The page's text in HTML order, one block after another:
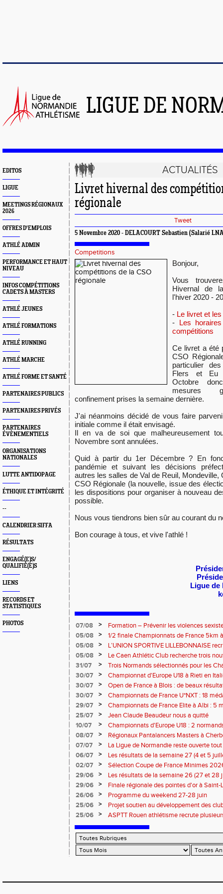
LIGUE DE
EDITOS
LIGUE
MEETINGS RÉGIONAUX
2026
OFFRES D'EMPLOIS
ATHLÉ ADMIN
PERFORMANCE ET HAUT
NIVEAU
INFOS COMPÉTITIONS
CADETS À MASTERS
ATHLÉ JEUNES
ATHLÉ FORMATIONS
ATHLÉ RUNNING
ATHLÉ MARCHE
ATHLÉ FORME ET SANTÉ
PARTENAIRES PUBLICS
PARTENAIRES PRIVÉS
PARTENAIRES
ÉVÈNEMENTIELS
ORGANISATIONS
NATIONALES
LUTTE ANTIDOPAGE
ÉTHIQUE ET INTÉGRITÉ
--
CALENDRIER SIFFA
RÉSULTATS
ENGAGÉ(E)S/
QUALIFIÉ(E)S
LIENS
RECORDS ET
STATISTIQUES
PHOTOS
ACTUALITÉS
Livret hivernal des
régionale
Tweet
5 Novembre 2020 - DELACOURT Sebastien (Salarié
Competitions
Bonjour,
Vous
Hivernal de
l'hiver 2020 -
- Le livret et
- Les
compétitions
Ce livret a été
CSO
particulier
Flers et Eu
Octobre
mesures
confinement prises la semaine dernière.
J'ai néanmoins décidé de vous faire
initiale comme il était envisagé.
Il en va de soi que malheureusement
Novembre sont annulées.
Quid à partir du 1er Décembre ? En
pandémie et suivant les décisions
autres les salles de Val de Reuil, Mondeville,
CSO Régionale (la nouvelle, issue des
les dispositions pour organiser à nouveau
possible.
Nous vous tiendrons bien sûr au courant du
Bon courage à tous, et vive l'athlé !
Ligue de
07/08 >
Formation – Prévenir les violences
: le 26 septembre 2026
05/08 >
1/2 finale Championnats de France 5km
13 septembre 2026 : les informations
05/08 >
L’UNION SPORTIVE LILLEBONNAISE
rentrée 2026
05/08 >
Le Caen Athlétic Club recherche trois
civique à compter de septembre 2026
31/07 >
Trois Normands sélectionnés pour les
Eugene !
30/07 >
Championnat d'Europe U18 à Rieti en
normands
30/07 >
Open de France à Blois : de beaux
30/07
>
Championnats de France U*NXT : 18
29/07
>
Championnats de France Elite à Albi : 5
titres !
25/07 >
Jean Claude Beaudeur nous a quitté
10/07
>
Championnats d'Europe U18 : 2
08/07
>
Régionaux Pantalancers Masters à
07/07
>
La Ligue de Normandie reste ouverte tout
06/07
>
Les résultats de la semaine 27 (4 et 5
02/07
>
Sélection Coupe de France Minimes
29/06
>
Les résultats de la semaine 26 (27 et 28
29/06
>
Finale régionale des pointes d'or à
informations
26/06 >
Programme du weekend 27-28 juin
25/06
>
Projet soutien au développement des
25/06
> ASPTT Rouen athlétisme recrute